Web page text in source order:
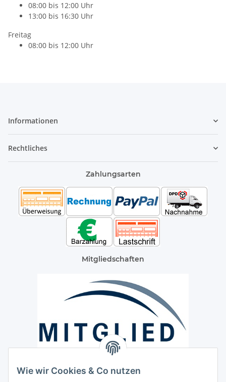
Wie wir Cookies & Co nutzen
08:00 bis 12:00 Uhr
13:00 bis 16:30 Uhr
Freitag
08:00 bis 12:00 Uhr
Informationen
Rechtliches
Zahlungsarten
Mitgliedschaften